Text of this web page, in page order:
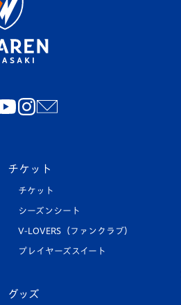
チケット
チケット
シーズンシート
V-LOVERS（ファンクラブ）
プレイヤーズスイート
グッズ